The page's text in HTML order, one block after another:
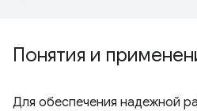
Понятия и
Для обеспечения надежной